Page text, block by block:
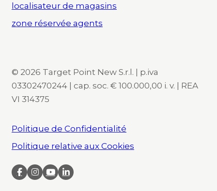
localisateur de magasins
zone réservée agents
© 2026 Target Point New S.r.l. | p.iva
03302470244 | cap. soc. € 100.000,00 i. v. | REA
VI 314375
Politique de Confidentialité
Politique relative aux Cookies